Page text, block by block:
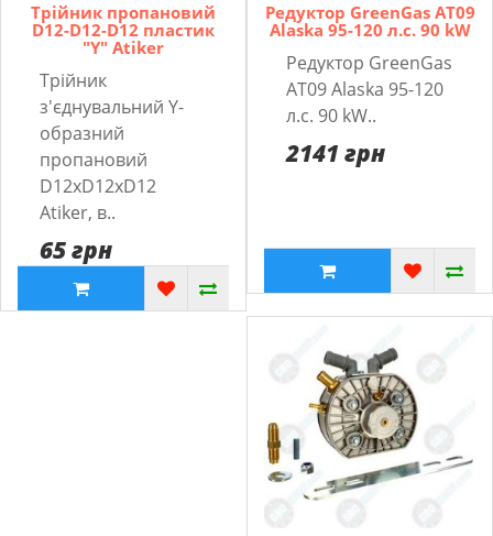
Трійник пропановий
D12-D12-D12 пластик
"Y" Atiker
Трійник
з'єднувальний Y-
образний
пропановий
D12xD12xD12
Atiker, в..
65 грн
Редуктор GreenGas AT09
Alaska 95-120 л.с. 90 kW
Редуктор GreenGas
AT09 Alaska 95-120
л.с. 90 kW..
2141 грн